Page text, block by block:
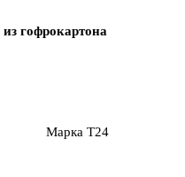
гофрокартона
Марка Т24